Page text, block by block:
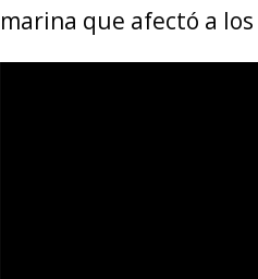
marina que afectó a los